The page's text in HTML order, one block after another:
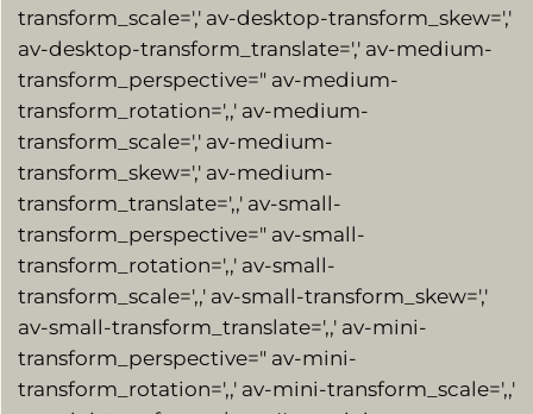
transform_scale=',' av-desktop-transform_skew=','
av-desktop-transform_translate=',' av-medium-
transform_perspective=" av-medium-
transform_rotation=',,' av-medium-
transform_scale=',' av-medium-
transform_skew=',' av-medium-
transform_translate=',,' av-small-
transform_perspective=" av-small-
transform_rotation=',,' av-small-
transform_scale=',,' av-small-transform_skew=','
av-small-transform_translate=',,' av-mini-
transform_perspective=" av-mini-
transform_rotation=',,' av-mini-transform_scale=',,'